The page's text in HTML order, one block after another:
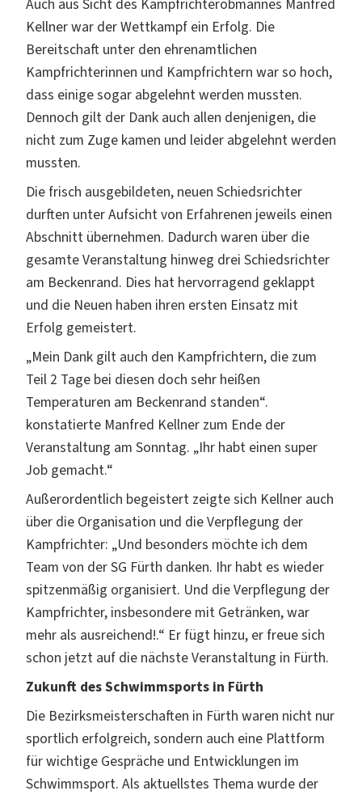
Auch aus Sicht des Kampfrichterobmannes Manfred
Kellner war der Wettkampf ein Erfolg. Die
Bereitschaft unter den ehrenamtlichen
Kampfrichterinnen und Kampfrichtern war so hoch,
dass einige sogar abgelehnt werden mussten.
Dennoch gilt der Dank auch allen denjenigen, die
nicht zum Zuge kamen und leider abgelehnt werden
mussten.
Die frisch ausgebildeten, neuen Schiedsrichter
durften unter Aufsicht von Erfahrenen jeweils einen
Abschnitt übernehmen. Dadurch waren über die
gesamte Veranstaltung hinweg drei Schiedsrichter
am Beckenrand. Dies hat hervorragend geklappt
und die Neuen haben ihren ersten Einsatz mit
Erfolg gemeistert.
„Mein Dank gilt auch den Kampfrichtern, die zum
Teil 2 Tage bei diesen doch sehr heißen
Temperaturen am Beckenrand standen“.
konstatierte Manfred Kellner zum Ende der
Veranstaltung am Sonntag. „Ihr habt einen super
Job gemacht.“
Außerordentlich begeistert zeigte sich Kellner auch
über die Organisation und die Verpflegung der
Kampfrichter: „Und besonders möchte ich dem
Team von der SG Fürth danken. Ihr habt es wieder
spitzenmäßig organisiert. Und die Verpflegung der
Kampfrichter, insbesondere mit Getränken, war
mehr als ausreichend!.“ Er fügt hinzu, er freue sich
schon jetzt auf die nächste Veranstaltung in Fürth.
Zukunft des Schwimmsports in Fürth
Die Bezirksmeisterschaften in Fürth waren nicht nur
sportlich erfolgreich, sondern auch eine Plattform
für wichtige Gespräche und Entwicklungen im
Schwimmsport. Als aktuellstes Thema wurde der